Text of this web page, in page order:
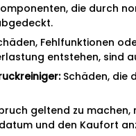
die durch
Fehlfunktionen
entstehen, sind
Schäden, die
geltend zu
und den Kaufort